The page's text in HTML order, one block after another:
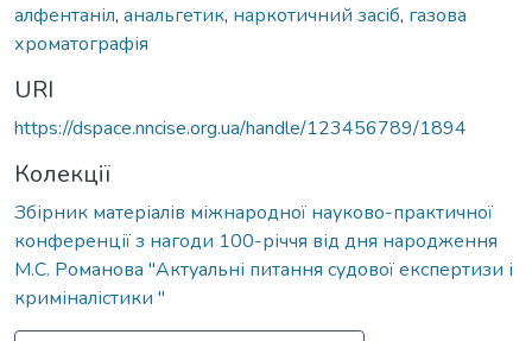
алфентаніл, анальгетик, наркотичний засіб, газова
хроматографія
URI
https://dspace.nncise.org.ua/handle/123456789/1894
Колекції
Збірник матеріалів міжнародної науково-практичної
конференції з нагоди 100-річчя від дня народження
М.С. Романова "Актуальні питання судової експертизи і
криміналістики "